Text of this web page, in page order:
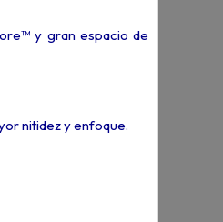
y gran espacio de
nitidez y enfoque.